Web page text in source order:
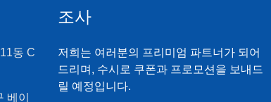
동 C
베이
조사
저희는 여러분의 프리미엄 파트너가 되어
드리며, 수시로 쿠폰과 프로모션을 보내드
릴 예정입니다.